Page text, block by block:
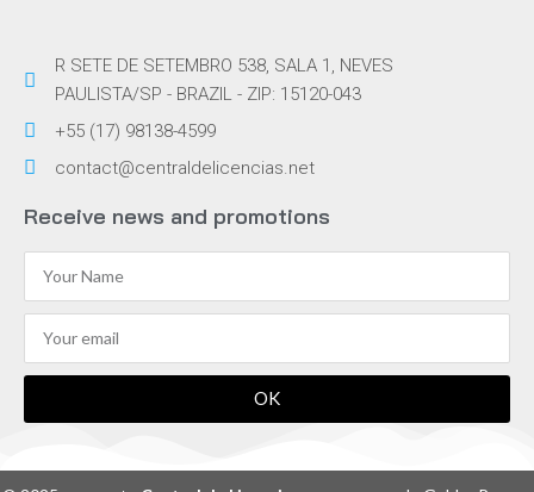
R SETE DE SETEMBRO 538, SALA 1, NEVES
PAULISTA/SP - BRAZIL - ZIP: 15120-043
+55 (17) 98138-4599
contact@centraldelicencias.net
Receive news and promotions
OK